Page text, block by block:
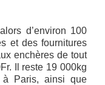
d’environ 100
et des fournitures
enchères de tout
Il reste 19 000kg
Paris, ainsi que